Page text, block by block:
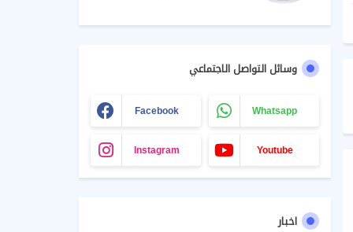
وسائل التواصل الاجتماعي
Facebook Whatsapp
Instagram Youtube
اخبار